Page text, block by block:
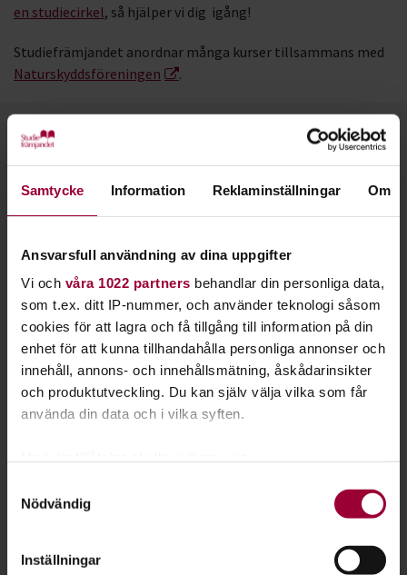
Samtycke Information Reklaminställningar Om
Ansvarsfull användning av dina uppgifter
Vi och våra 1022 partners behandlar din personliga data,
som t.ex. ditt IP-nummer, och använder teknologi såsom
cookies för att lagra och få tillgång till information på din
enhet för att kunna tillhandahålla personliga annonser och
innehåll, annons- och innehållsmätning, åskådarinsikter
och produktutveckling. Du kan själv välja vilka som får
använda din data och i vilka syften.
som kan ha en noggrannhet på upp till flera meter
Nödvändig
Inställningar
en studiecirkel, så hjälper vi dig igång!
Studiefrämjandet anordnar många kurser tillsammans med
Naturskyddsföreningen
.
Kontakt
Lovisa Palmblad
Folkbildningsutvecklare, Profilområdesansvarig Djur
Skicka e-post